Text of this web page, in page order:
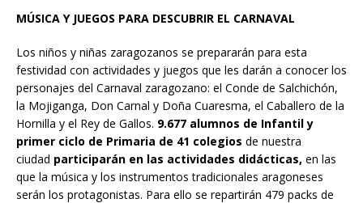
MÚSICA Y JUEGOS PARA DESCUBRIR EL CARNAVAL
Los niños y niñas zaragozanos se prepararán para esta
festividad con actividades y juegos que les darán a conocer los
personajes del Carnaval zaragozano: el Conde de Salchichón,
la Mojiganga, Don Carnal y Doña Cuaresma, el Caballero de la
Hornilla y el Rey de Gallos. 9.677 alumnos de Infantil y
primer ciclo de Primaria de 41 colegios de nuestra
ciudad participarán en las actividades didácticas, en las
que la música y los instrumentos tradicionales aragoneses
serán los protagonistas. Para ello se repartirán 479 packs de